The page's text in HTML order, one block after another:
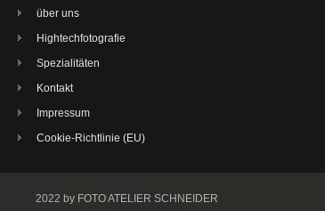
über uns
Hightechfotografie
Spezialitäten
Kontakt
Impressum
Cookie-Richtlinie (EU)
2022 by FOTO ATELIER SCHNEIDER